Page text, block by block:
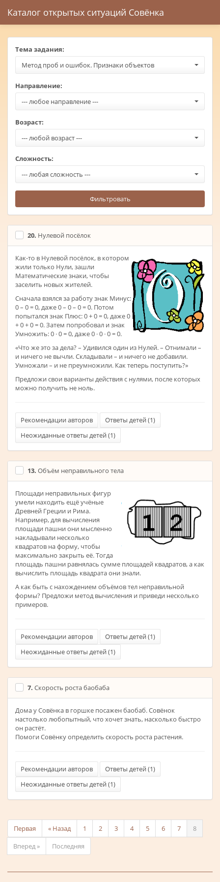
Каталог открытых ситуаций Совёнка
Тема задания:
Метод проб и ошибок. Признаки объектов
Направление:
--- любое направление ---
Возраст:
--- любой возраст ---
Сложность:
--- любая сложность ---
Фильтровать
20. Нулевой посёлок
Как-то в Нулевой посёлок, в котором
жили только Нули, зашли
Математические знаки, чтобы
заселить новых жителей.
Сначала взялся за работу знак Минус:
0 – 0 = 0, даже 0 – 0 – 0 = 0. Потом
попытался знак Плюс: 0 + 0 = 0, даже 0
+ 0 + 0 = 0. Затем попробовал и знак
Умножить: 0 · 0 = 0, даже 0 · 0 · 0 = 0.
«Что же это за дела? – Удивился один из Нулей. – Отнимали –
и ничего не вычли. Складывали – и ничего не добавили.
Умножали – и не преумножили. Как теперь поступить?»
Предложи свои варианты действия с нулями, после которых
можно получить не ноль.
Рекомендации авторов Ответы детей (1)
Неожиданные ответы детей (1)
13. Объём неправильного тела
Площади неправильных фигур
умели находить ещё учёные
Древней Греции и Рима.
Например, для вычисления
площади пашни они мысленно
накладывали несколько
квадратов на форму, чтобы
максимально закрыть её. Тогда
площадь пашни равнялась сумме площадей квадратов, а как
вычислить площадь квадрата они знали.
А как быть с нахождением объёмов тел неправильной
формы? Предложи метод вычисления и приведи несколько
примеров.
Рекомендации авторов Ответы детей (1)
Неожиданные ответы детей (1)
7. Скорость роста баобаба
Дома у Совёнка в горшке посажен баобаб. Совёнок
настолько любопытный, что хочет знать, насколько быстро
он растёт.
Помоги Совёнку определить скорость роста растения.
Рекомендации авторов Ответы детей (1)
Неожиданные ответы детей (1)
Первая « Назад 1 2 3 4 5 6 7
8
Вперед »
Последняя